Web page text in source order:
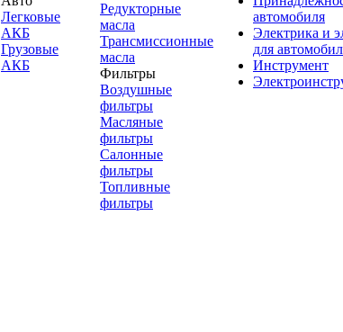
Легковые
АКБ
Грузовые
АКБ
Редукторные
масла
Трансмиссионные
масла
Фильтры
Воздушные
фильтры
Масляные
фильтры
Салонные
фильтры
Топливные
фильтры
автомобиля
Электрика и
для
Инструмент